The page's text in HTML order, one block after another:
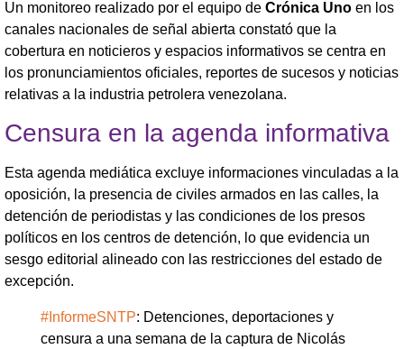
Un monitoreo realizado por el equipo de Crónica Uno en los
canales nacionales de señal abierta constató que la
cobertura en noticieros y espacios informativos se centra en
los pronunciamientos oficiales, reportes de sucesos y noticias
relativas a la industria petrolera venezolana.
Censura en la agenda informativa
Esta agenda mediática excluye informaciones vinculadas a la
oposición, la presencia de civiles armados en las calles, la
detención de periodistas y las condiciones de los presos
políticos en los centros de detención, lo que evidencia un
sesgo editorial alineado con las restricciones del estado de
excepción.
#InformeSNTP: Detenciones, deportaciones y
censura a una semana de la captura de Nicolás